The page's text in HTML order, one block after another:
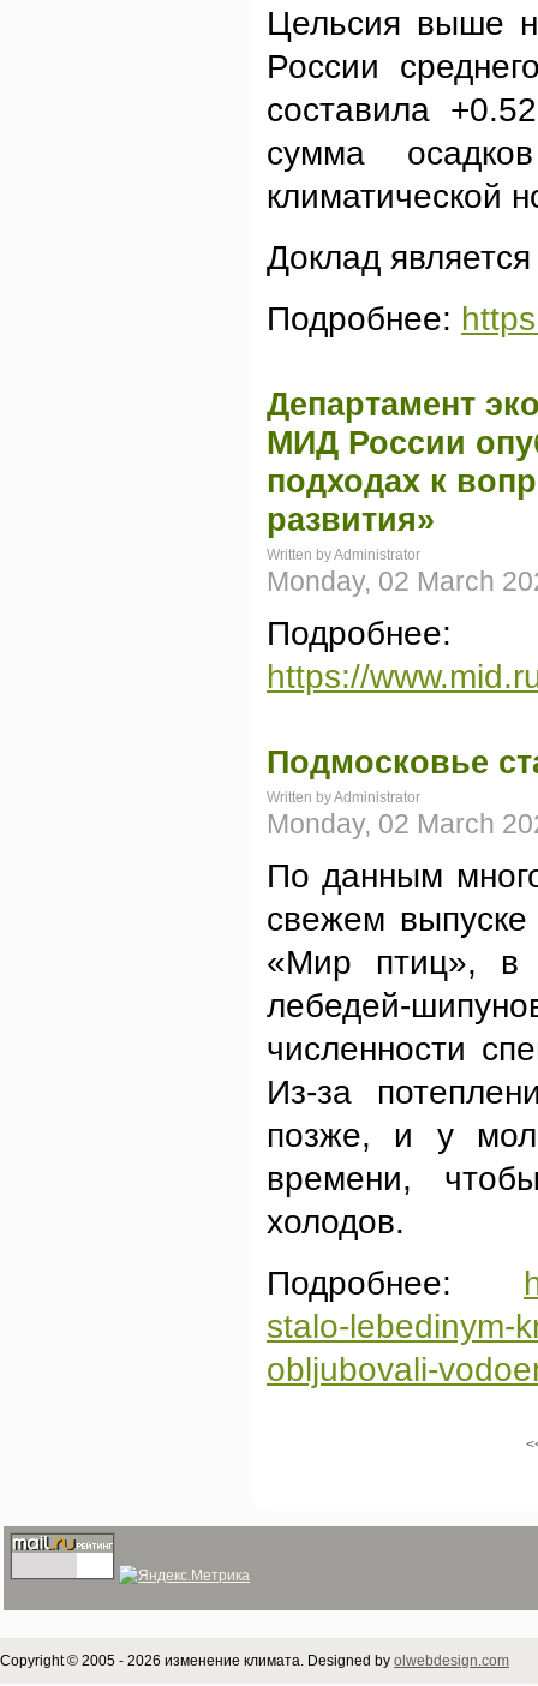
Цельсия выше
России
составила
сумма
климатической
Доклад
Подробнее:
Департамент
МИД России
подходах к
развития»
Written by Administrator
Monday, 02 March
Подробнее:
https://
Подмосковье
Written by Administrator
Monday, 02 March
По данным
свежем
«Мир птиц», в
лебедей-
численности
Из-за
позже, и у
времени,
холодов.
Подробнее:
stalo-lebedinym-
obljubovali-
Copyright © 2005 - 2026 изменение климата. Designed by olwebdesign.com